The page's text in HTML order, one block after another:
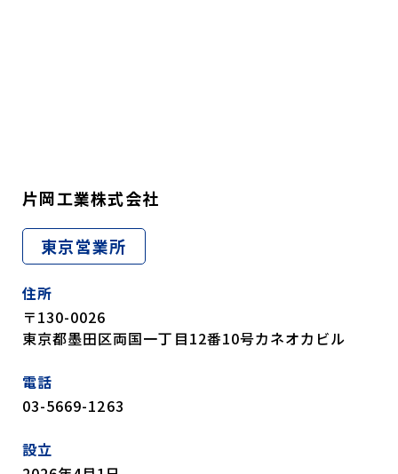
片岡工業株式会社
東京営業所
住所
〒130-0026
東京都墨田区両国一丁目12番10号カネオカビル
電話
03-5669-1263
設立